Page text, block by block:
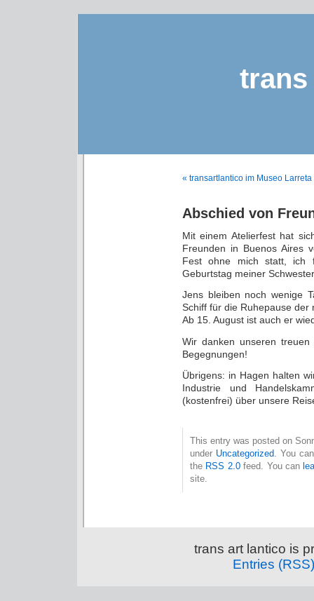
« transartlantico im Museo Larreta
Abschied von
Mit einem Atelierfest hat
Freunden in Buenos Aires
Fest ohne mich statt, ich
Geburtstag meiner
Jens bleiben noch wenige
Schiff für die Ruhepause
Ab 15. August ist auch er
Wir danken unseren
Begegnungen!
Übrigens: in Hagen halten
Industrie und
(kostenfrei) über unsere
This entry was posted on
under Uncategorized. You
the RSS 2.0feed. You can
site.
trans art lantico is
Entries (RSS)